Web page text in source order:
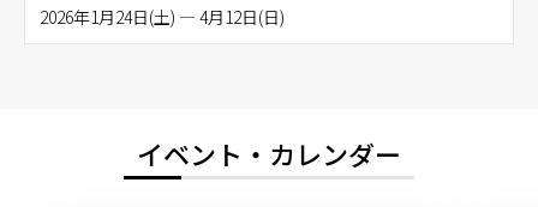
2026年1月24日(土) — 4月12日(日)
イベント・カレンダー